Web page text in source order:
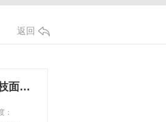
返回
硬泡聚氨酯复合荔枝面陶瓷薄板保温装饰一体板
：